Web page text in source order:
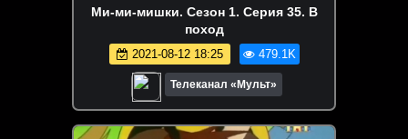
Ми-ми-мишки. Сезон 1. Серия 35. В
поход
2021-08-12 18:25 479.1K
Телеканал «Мульт»